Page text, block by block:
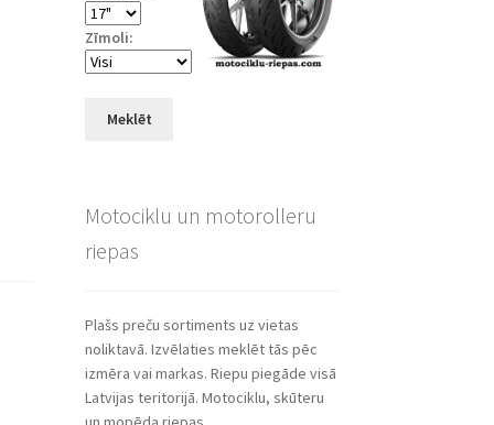
Zīmoli:
Meklēt
Motociklu un motorolleru
riepas
Plašs preču sortiments uz vietas
noliktavā. Izvēlaties meklēt tās pēc
izmēra vai markas. Riepu piegāde visā
Latvijas teritorijā. Motociklu, skūteru